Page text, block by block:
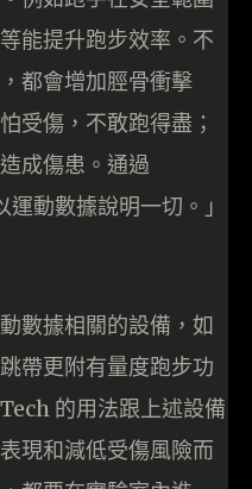
能提升跑步效率。不
都會增加脛骨衝擊
受傷，不敢跑得盡；
成傷患。通過
動數據說明一切。」
數據相關的設備，如
帶更附有量度跑步功
的用法跟上述設備
現和減低受傷風險而